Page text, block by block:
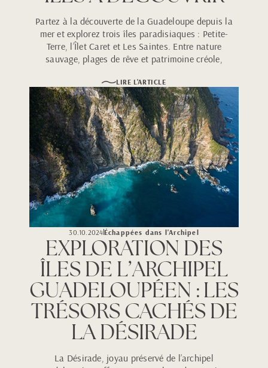
Partez à la découverte de la Guadeloupe depuis la
mer et explorez trois îles paradisiaques : Petite-
Terre, l’Îlet Caret et Les Saintes. Entre nature
sauvage, plages de rêve et patrimoine créole,
inoubliables pour tous les voyageurs.
LIRE L'ARTICLE
30.10.2024Échappées dans l'Archipel
EXPLORATION DES
ÎLES DE L’ARCHIPEL
GUADELOUPÉEN : LES
TRÉSORS CACHÉS DE
LA DÉSIRADE
La Désirade, joyau préservé de l’archipel